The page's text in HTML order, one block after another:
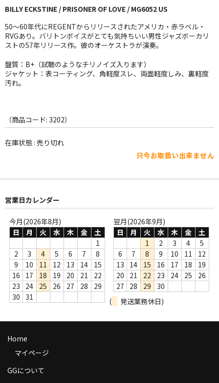
JAZZ-EU
JAZZ-JP
J-POP
FOLK,SSW
レア盤（1万円以上）
Webのみ no.1
Webのみ no.2
Webのみ no.3
Webのみ no.4
売り切れ
Help
送料
BILLY ECKSTINE / PRISONER OF LOVE / MG6052 US
50〜60年代にREGENTからリリースされたアメリカ・赤ラベル・
RVGあり。バリトンボイスがとても気持ちいい男性ジャズボーカリ
ストの57年リリース作。彼のオーケストラが演奏。
盤質：B+（試聴のようなチリノイズ入ります）
ジャケット：表コーティング、角軽度スレ、両面軽度しみ、裏軽度
汚れ。
（商品コード: 3202）
在庫状態 : 売り切れ
只今お取扱い出来ません
営業日カレンダー
今月(2026年8月)
日
月 火 水 木 金
土
1
2
3 4 5 6 7
8
9
10 11 12 13 14
15
16
17 18 19 20 21
22
23
24 25 26 27 28
29
30
31
翌月(2026年9月)
日
月 火 水 木 金
土
1
2 3 4
5
6
7 8 9 10 11
12
13
14 15 16 17 18
19
20
21 22 23 24 25
26
27
28 29
30
(
発送業務休日)
Home
マイページ
GGについて